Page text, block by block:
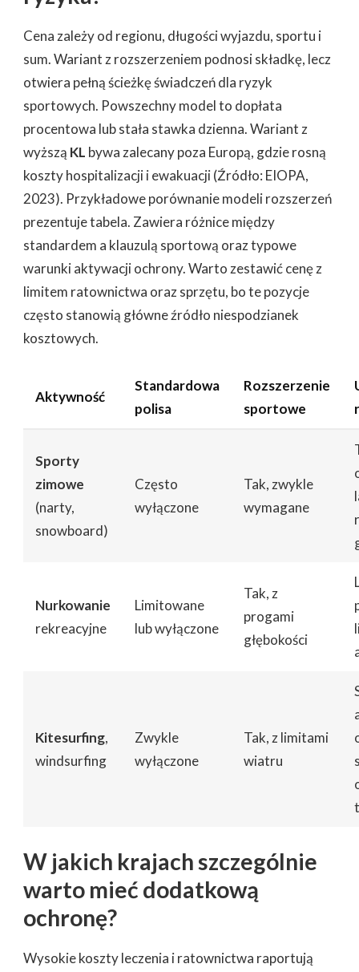
Cena zależy od regionu, długości wyjazdu, sportu i
sum. Wariant z rozszerzeniem podnosi składkę, lecz
otwiera pełną ścieżkę świadczeń dla ryzyk
sportowych. Powszechny model to dopłata
procentowa lub stała stawka dzienna. Wariant z
wyższą KL bywa zalecany poza Europą, gdzie rosną
koszty hospitalizacji i ewakuacji (Źródło: EIOPA,
2023). Przykładowe porównanie modeli rozszerzeń
prezentuje tabela. Zawiera różnice między
standardem a klauzulą sportową oraz typowe
warunki aktywacji ochrony. Warto zestawić cenę z
limitem ratownictwa oraz sprzętu, bo te pozycje
często stanowią główne źródło niespodzianek
kosztowych.
Aktywność
Standardowa
polisa
Rozszerzenie
sportowe
Sporty
zimowe
(narty,
snowboard)
Często
wyłączone
Tak, zwykle
wymagane
Nurkowanie
rekreacyjne
Limitowane
lub wyłączone
Tak, z
progami
głębokości
Kitesurfing,
windsurfing
Zwykle
wyłączone
Tak, z limitami
wiatru
W jakich krajach szczególnie
warto mieć dodatkową
ochronę?
Wysokie koszty leczenia i ratownictwa raportują